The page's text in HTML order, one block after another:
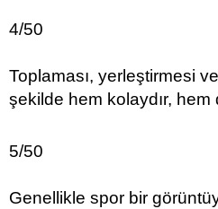
4/50
Toplaması, yerleştirmesi
şekilde hem kolaydır, hem
5/50
Genellikle spor bir